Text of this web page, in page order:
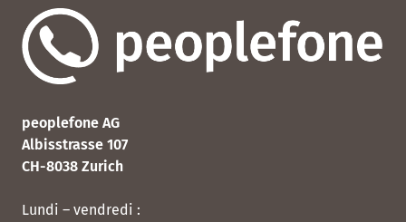
peoplefone AG
Albisstrasse 107
CH-8038 Zurich
Lundi – vendredi :